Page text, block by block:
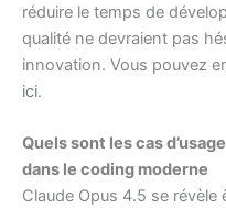
réduire le temps de
qualité ne devraient pas
innovation. Vous pouvez
ici.
Quels sont les cas
dans le coding moderne
Claude Opus 4.5 se